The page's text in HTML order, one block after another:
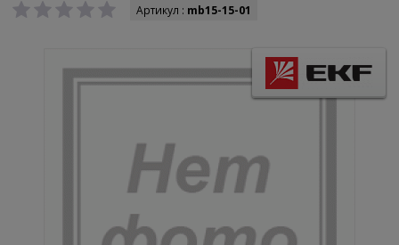
Артикул : mb15-15-01